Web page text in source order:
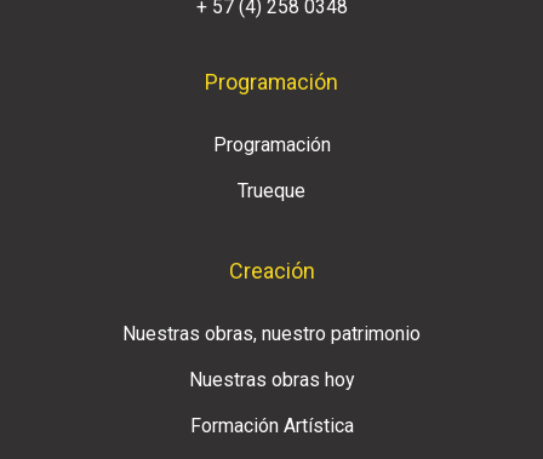
+ 57 (4) 258 0348
Programación
Programación
Trueque
Creación
Nuestras obras, nuestro patrimonio
Nuestras obras hoy
Formación Artística